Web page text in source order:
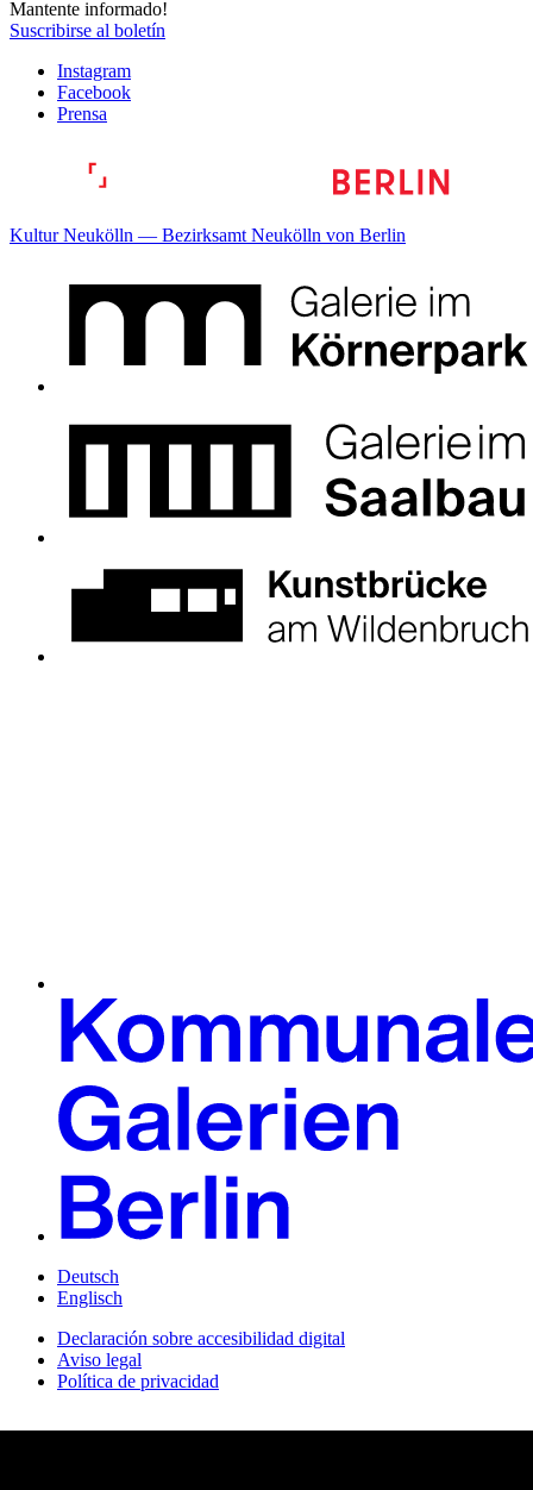
Mantente informado!
Suscribirse al boletín
Instagram
Facebook
Prensa
Kultur Neukölln — Bezirksamt Neukölln von Berlin
Deutsch
Englisch
Declaración sobre accesibilidad digital
Aviso legal
Política de privacidad